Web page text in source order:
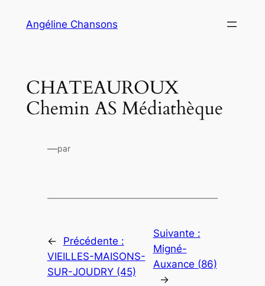
Angéline Chansons
CHATEAUROUX
Chemin AS Médiathèque
—par
←
Précédente :
VIEILLES-MAISONS-
SUR-JOUDRY (45)
Suivante :
Migné-
Auxance (86)
→